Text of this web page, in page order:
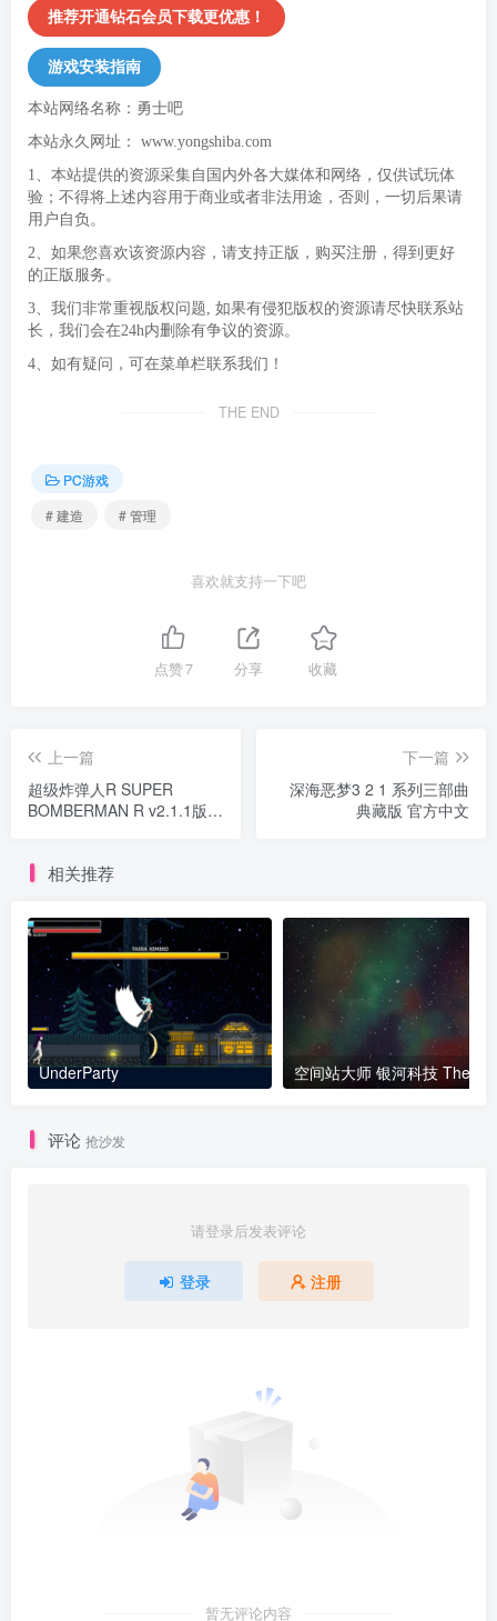
推荐开通钻石会员下载更优惠！
游戏安装指南
本站网络名称：勇士吧
本站永久网址： www.yongshiba.com
1、本站提供的资源采集自国内外各大媒体和网络，仅供试玩体
验；不得将上述内容用于商业或者非法用途，否则，一切后果请
用户自负。
2、如果您喜欢该资源内容，请支持正版，购买注册，得到更好
的正版服务。
3、我们非常重视版权问题, 如果有侵犯版权的资源请尽快联系站
长，我们会在24h内删除有争议的资源。
4、如有疑问，可在菜单栏联系我们！
THE END
PC游戏
# 建造
# 管理
喜欢就支持一下吧
点赞7 分享 收藏
上一篇
超级炸弹人R SUPER
BOMBERMAN R v2.1.1版
下一篇
深海恶梦3 2 1 系列三部曲
典藏版 官方中文
相关推荐
UnderParty
评论 抢沙发
请登录后发表评论
登录 注册
暂无评论内容